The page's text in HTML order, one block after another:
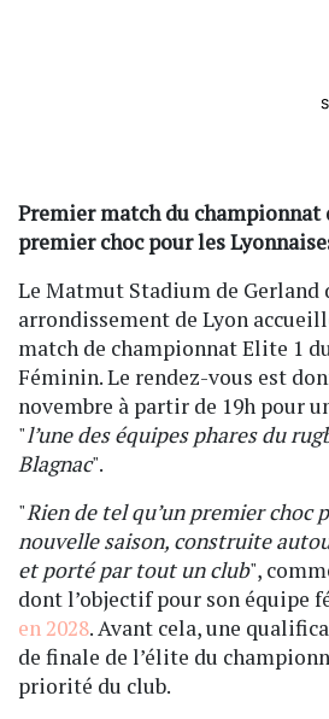
Premier match du championnat
premier choc pour les
Le Matmut Stadium de Gerland
arrondissement de Lyon
match de championnat Elite 1
Féminin. Le rendez-vous est
novembre à partir de 19h pour
"l’une des équipes phares du
Blagnac".
"Rien de tel qu’un premier choc
nouvelle saison, construite
et porté par tout un club",
dont l’objectif pour son équipe
en 2028. Avant cela, une
de finale de l’élite du
priorité du club.